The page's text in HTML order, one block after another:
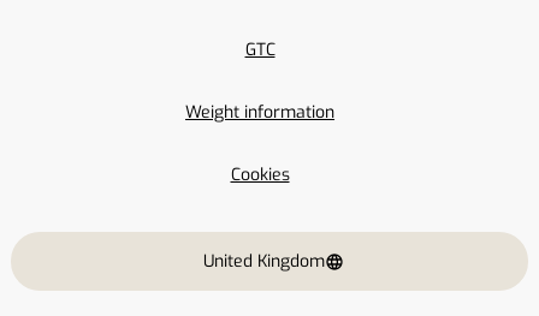
GTC
Weight information
Cookies
United Kingdom